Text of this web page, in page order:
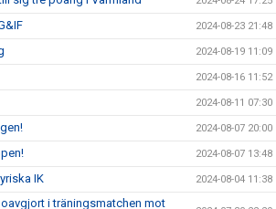
2024-08-23 21:48
2024-08-19 11:09
2024-08-16 11:52
2024-08-11 07:30
2024-08-07 20:00
2024-08-07 13:48
IK 2024-08-04 11:38
i träningsmatchen mot